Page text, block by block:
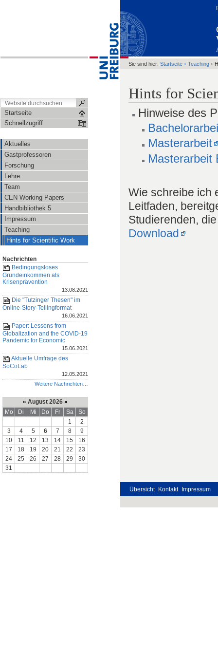
Startseite
Schnellzugriff
Aktuelles
Gastprofessoren
Forschung
Lehre
Team
CEN Working Papers
Handbibliothek 5
Impressum
Teaching
Hints for Scientific Work
Nachrichten
Bedingungsloses
Grundeinkommen als
Krisenprävention
13.08.2021
Die "Tutzinger Thesen" im
Online-Story-Tellingformat
16.06.2021
Paper: Lessons from
Globalization and the COVID-19
Pandemic for Economic
15.06.2021
Aktuelle Umfrage des
SoCoLab
12.05.2021
Weitere Nachrichten…
« August 2026 »
Mo
Di Mi Do Fr Sa
So
1
2
3
4 5 6 7 8
9
10
11 12 13 14 15
16
17
18 19 20 21 22
23
24
25 26 27 28 29
30
31
Sie sind hier: Startseite › Teaching ›
Hints for
Hinweise des
Masterarbeit
Masterarbeit
Wie schreibe ich
Leitfaden,
Studierenden,
Download
Übersicht Kontakt Impressum